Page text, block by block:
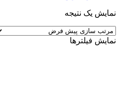
نمایش یک نتیجه
نمایش فیلترها